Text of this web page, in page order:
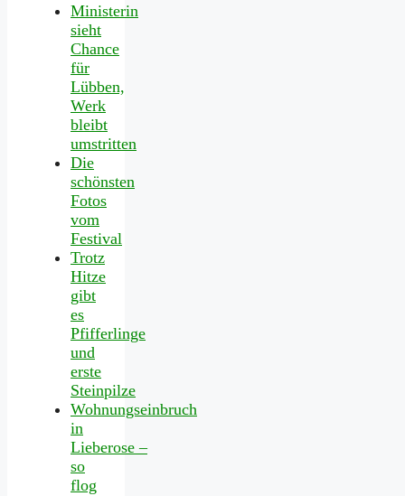
Ministerin
sieht
Chance
für
Lübben,
Werk
bleibt
umstritten
Die
schönsten
Fotos
vom
Festival
Trotz
Hitze
gibt
es
Pfifferlinge
und
erste
Steinpilze
Wohnungseinbruch
in
Lieberose –
so
flog